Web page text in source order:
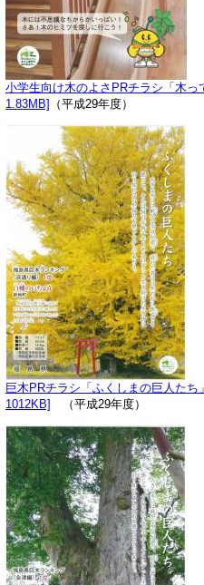
小学生向け木のよさPRチラシ「木
1.83MB]
（平成29年度）
巨木PRチラシ「ふくしまの巨人た
1012KB]
（平成29年度）